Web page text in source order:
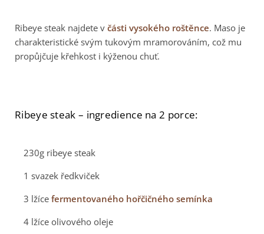
Ribeye steak najdete v části vysokého roštěnce. Maso je
charakteristické svým tukovým mramorováním, což mu
propůjčuje křehkost i kýženou chuť.
Ribeye steak – ingredience na 2 porce:
230g ribeye steak
1 svazek ředkviček
3 lžíce fermentovaného hořčičného semínka
4 lžíce olivového oleje